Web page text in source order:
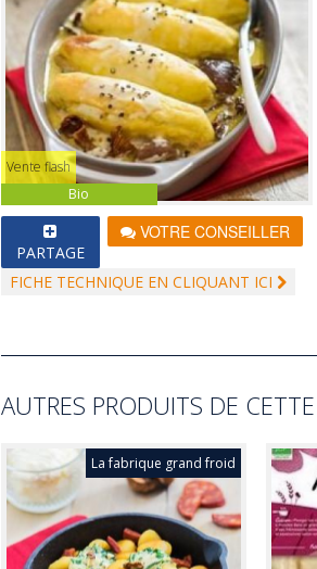
Bio
Vente flash
PARTAGE
VOTRE CONSEILLER
FICHE TECHNIQUE EN CLIQUANT ICI
AUTRES PRODUITS DE
La fabrique grand froid